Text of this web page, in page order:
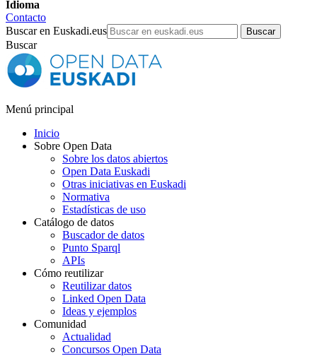
Idioma
Contacto
Buscar en Euskadi.eus
Buscar
Menú principal
Inicio
Sobre Open Data
Sobre los datos abiertos
Open Data Euskadi
Otras iniciativas en Euskadi
Normativa
Estadísticas de uso
Catálogo de datos
Buscador de datos
Punto Sparql
APIs
Cómo reutilizar
Reutilizar datos
Linked Open Data
Ideas y ejemplos
Comunidad
Actualidad
Concursos Open Data